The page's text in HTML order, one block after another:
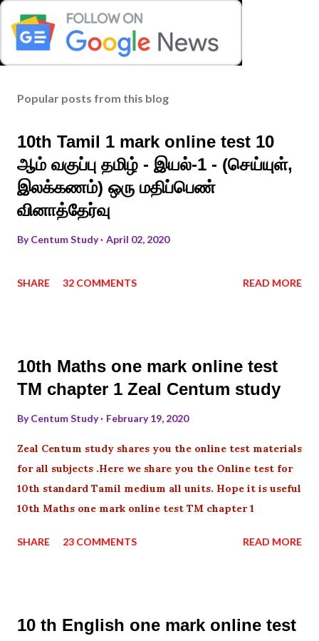
Popular posts from this blog
10th Tamil 1 mark online test 10
ஆம் வகுப்பு தமிழ் - இயல்-1 - (செய்யுள்,
இலக்கணம்) ஒரு மதிப்பெண்
வினாத்தேர்வு
ByCentum Study April 02, 2020
SHARE 32 COMMENTS READ MORE
10th Maths one mark online test
TM chapter 1 Zeal Centum study
ByCentum Study February 19, 2020
Zeal Centum study shares you the online test materials
for all subjects .Here we share you the Online test for
10th standard Tamil medium all units. Hope it is useful
10th Maths one mark online test TM chapter 1
SHARE 23 COMMENTS READ MORE
10 th English one mark online test